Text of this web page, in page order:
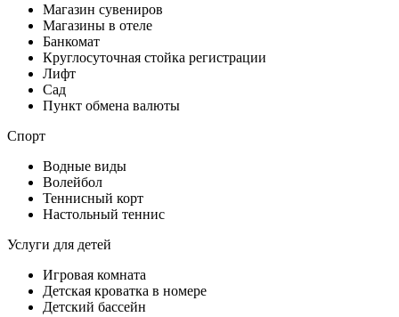
Магазин сувениров
Магазины в отеле
Банкомат
Круглосуточная стойка регистрации
Лифт
Сад
Пункт обмена валюты
Спорт
Водные виды
Волейбол
Теннисный корт
Настольный теннис
Услуги для детей
Игровая комната
Детская кроватка в номере
Детский бассейн